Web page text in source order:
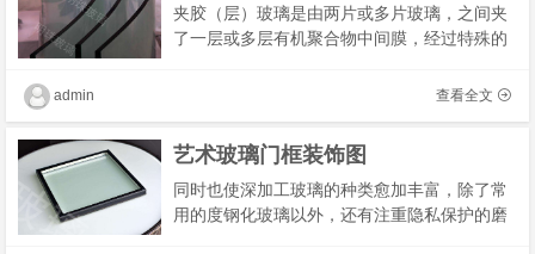
夹胶（层）玻璃是由两片或多片玻璃，之间夹
了一层或多层有机聚合物中间膜，经过特殊的
后，使玻璃和中间膜永久粘合为一体的复合玻
查看全文
admin
艺术玻璃门框装饰图
同时也使深加工玻璃的种类愈加丰富，除了常
用的度钢化玻璃以外，还有注重隐私保护的磨